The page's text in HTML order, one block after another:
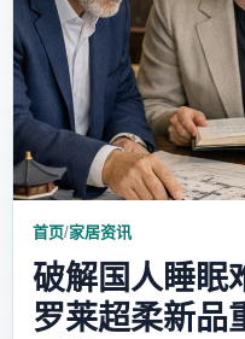
时尚饰家
家具知识
家装攻略
首页/家居资讯
破解国人睡眠
罗莱超柔新品